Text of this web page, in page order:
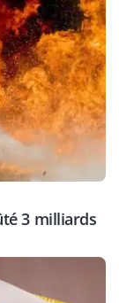
3 milliards